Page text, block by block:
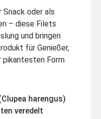
Snack oder als
– diese Filets
und bringen
für Genießer,
pikantesten Form
harengus)
veredelt